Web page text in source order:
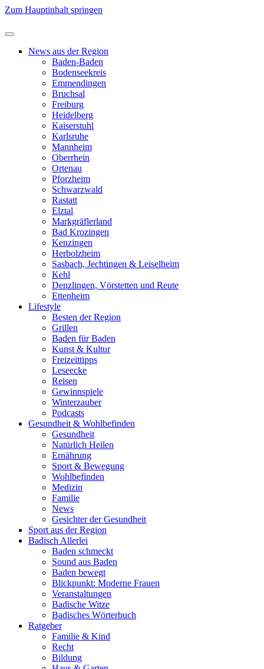
Zum Hauptinhalt springen
News aus der Region
Baden-Baden
Bodenseekreis
Emmendingen
Bruchsal
Freiburg
Heidelberg
Kaiserstuhl
Karlsruhe
Mannheim
Oberrhein
Ortenau
Pforzheim
Schwarzwald
Rastatt
Elztal
Markgräflerland
Bad Krozingen
Kenzingen
Herbolzheim
Sasbach, Jechtingen & Leiselheim
Kehl
Denzlingen, Vörstetten und Reute
Ettenheim
Lifestyle
Besten der Region
Grillen
Baden für Baden
Kunst & Kultur
Freizeittipps
Leseecke
Reisen
Gewinnspiele
Winterzauber
Podcasts
Gesundheit & Wohlbefinden
Gesundheit
Natürlich Heilen
Ernährung
Sport & Bewegung
Wohlbefinden
Medizin
Familie
News
Gesichter der Gesundheit
Sport aus der Region
Badisch Allerlei
Baden schmeckt
Sound aus Baden
Baden bewegt
Blickpunkt: Moderne Frauen
Veranstaltungen
Badische Witze
Badisches Wörterbuch
Ratgeber
Familie & Kind
Recht
Bildung